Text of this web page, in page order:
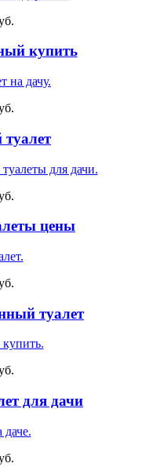
купить
цены
туалет
для дачи